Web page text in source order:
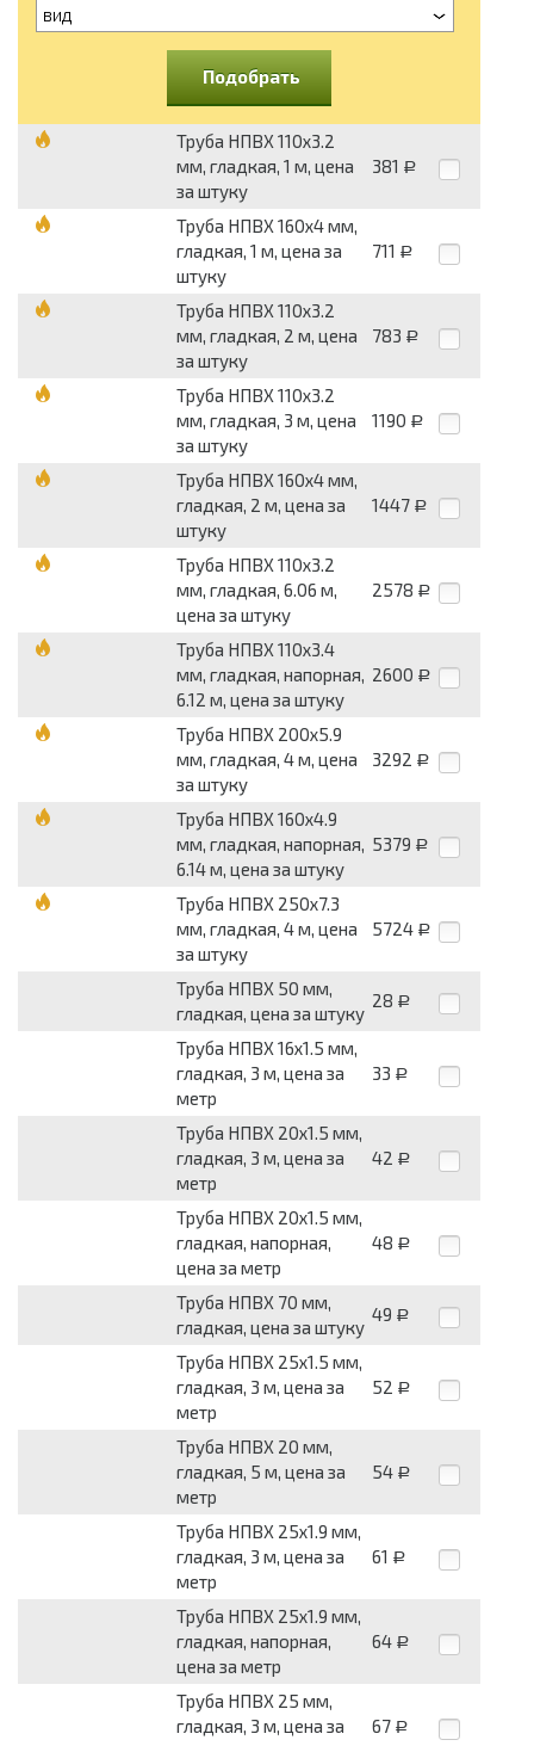
вид
Подобрать
Труба НПВХ 110х3.2
мм, гладкая, 1 м, цена
за штуку
381 Р
Труба НПВХ 160х4 мм,
гладкая, 1 м, цена за
штуку
711 Р
Труба НПВХ 110х3.2
мм, гладкая, 2 м, цена
за штуку
783 Р
Труба НПВХ 110х3.2
мм, гладкая, 3 м, цена
за штуку
1190 Р
Труба НПВХ 160х4 мм,
гладкая, 2 м, цена за
штуку
1447 Р
Труба НПВХ 110х3.2
мм, гладкая, 6.06 м,
цена за штуку
2578 Р
Труба НПВХ 110х3.4
мм, гладкая, напорная,
6.12 м, цена за штуку
2600 Р
Труба НПВХ 200х5.9
мм, гладкая, 4 м, цена
за штуку
3292 Р
Труба НПВХ 160х4.9
мм, гладкая, напорная,
6.14 м, цена за штуку
5379 Р
Труба НПВХ 250х7.3
мм, гладкая, 4 м, цена
за штуку
5724 Р
Труба НПВХ 50 мм,
гладкая, цена за штуку
28 Р
Труба НПВХ 16х1.5 мм,
гладкая, 3 м, цена за
метр
33 Р
Труба НПВХ 20х1.5 мм,
гладкая, 3 м, цена за
метр
42 Р
Труба НПВХ 20х1.5 мм,
гладкая, напорная,
цена за метр
48 Р
Труба НПВХ 70 мм,
гладкая, цена за штуку
49 Р
Труба НПВХ 25х1.5 мм,
гладкая, 3 м, цена за
метр
52 Р
Труба НПВХ 20 мм,
гладкая, 5 м, цена за
метр
54 Р
Труба НПВХ 25х1.9 мм,
гладкая, 3 м, цена за
метр
61 Р
Труба НПВХ 25х1.9 мм,
гладкая, напорная,
цена за метр
64 Р
Труба НПВХ 25 мм,
гладкая, 3 м, цена за
67 Р